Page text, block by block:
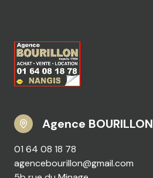
Agence BOURILLON
01 64 08 18 78
agencebourillon@gmail.com